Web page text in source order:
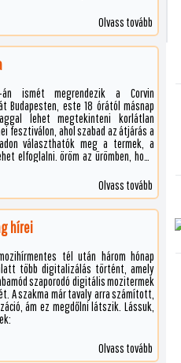
meg egy kisebb mozi, amit ott már
vetítést kezdetben analóg gépekkel
Kinoton FP30D típusú vetítőgépei
nagyobb forgalmat generáló
tartottak, ekkor két gép vetítette
a digitális korszak első
fel egy Christie CP2220-as
hamar népszerű lett. A speciális
ezeket még vissza kellett adni
Olvass tovább
án ismét megrendezik a Corvin
Budapesten, este 18 órától másnap
lehet megtekinteni korlátlan
fesztiválon, ahol szabad az átjárás a
választhatók meg a termek, a
elfoglalni. öröm az ürömben, hogy
Olvass tovább
hírei
tél után három hónap
több digitalizálás történt, amely
szaporodó digitális mozitermek
A szakma már tavaly arra számított,
ám ez megdőlni látszik. Lássuk,
Olvass tovább